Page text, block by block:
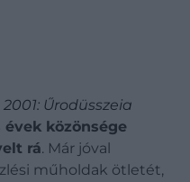
2001: Űrodüsszeia
évek közönsége
rá. Már jóval
műholdak ötletét,